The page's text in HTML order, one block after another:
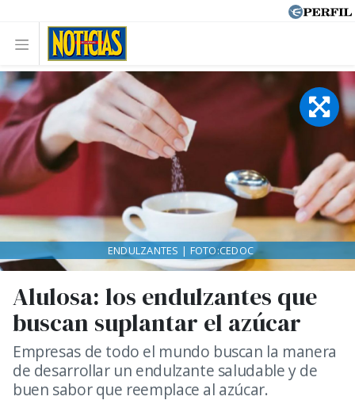
Alulosa: los endulzantes que
buscan suplantar el azúcar
Empresas de todo el mundo buscan la manera
de desarrollar un endulzante saludable y de
buen sabor que reemplace al azúcar.
ENDULZANTES | FOTO:CEDOC